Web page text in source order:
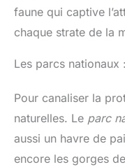
faune qui captive
chaque strate de la
Les parcs nationaux
Pour canaliser la
naturelles. Le parc
aussi un havre de
encore les gorges